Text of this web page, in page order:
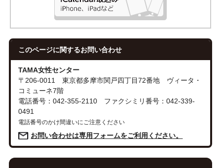
このページに関するお問い合わせ
TAMA女性センター
〒206-0011 東京都多摩市関戸四丁目72番地 ヴィータ・
コミューネ7階
電話番号：042-355-2110 ファクシミリ番号：042-339-
0491
電話番号のかけ間違いにご注意ください
お問い合わせは専用フォームをご利用ください。